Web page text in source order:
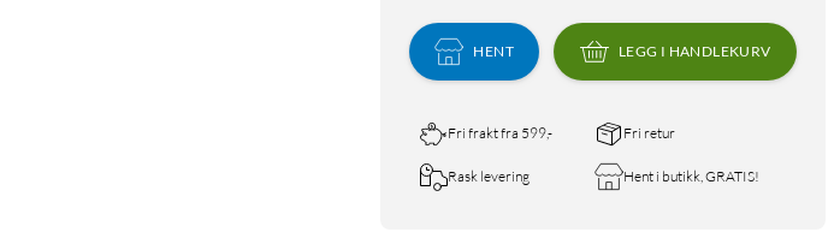
HENT LEGG I HANDLEKURV
Fri frakt fra 599,- Fri retur
Rask levering Hent i butikk, GRATIS!